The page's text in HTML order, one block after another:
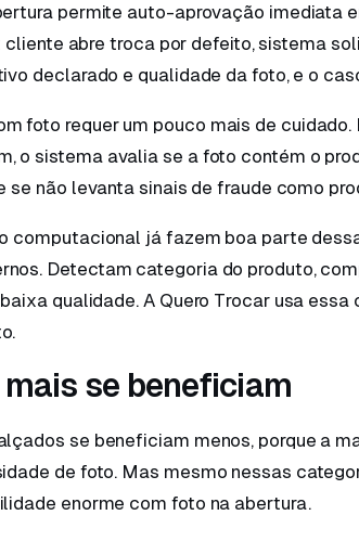
permite auto-aprovação imediata
abre troca por defeito, sistema
declarado e qualidade da foto, e o
foto requer um pouco mais de cuidado.
o sistema avalia se a foto contém o
se não levanta sinais de fraude como
computacional já fazem boa parte
Detectam categoria do produto,
qualidade. A Quero Trocar usa
se beneficiam
se beneficiam menos, porque a
de foto. Mas mesmo nessas
enorme com foto na abertura.